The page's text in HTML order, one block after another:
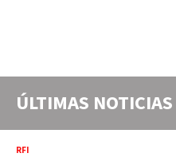
ÚLTIMAS NOTICIAS
RFI